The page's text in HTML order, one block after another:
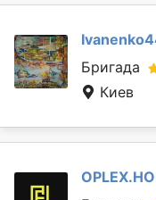
Бригада
Киев